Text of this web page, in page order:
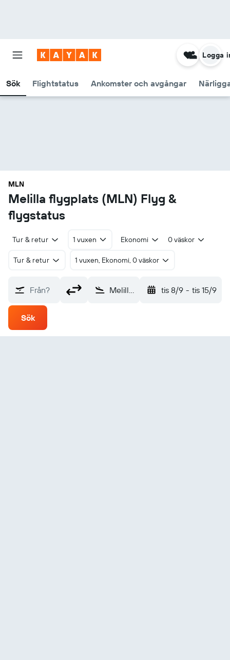
Sök Flightstatus Ankomster och avgångar
Logga
MLN
Melilla flygplats (MLN) Flyg &
flygstatus
Tur & retur 1 vuxen Ekonomi 0 väskor
Tur & retur 1 vuxen, Ekonomi, 0 väskor
Från? Melilla (MLN) tis 8/9 - tis 15/9
Sök